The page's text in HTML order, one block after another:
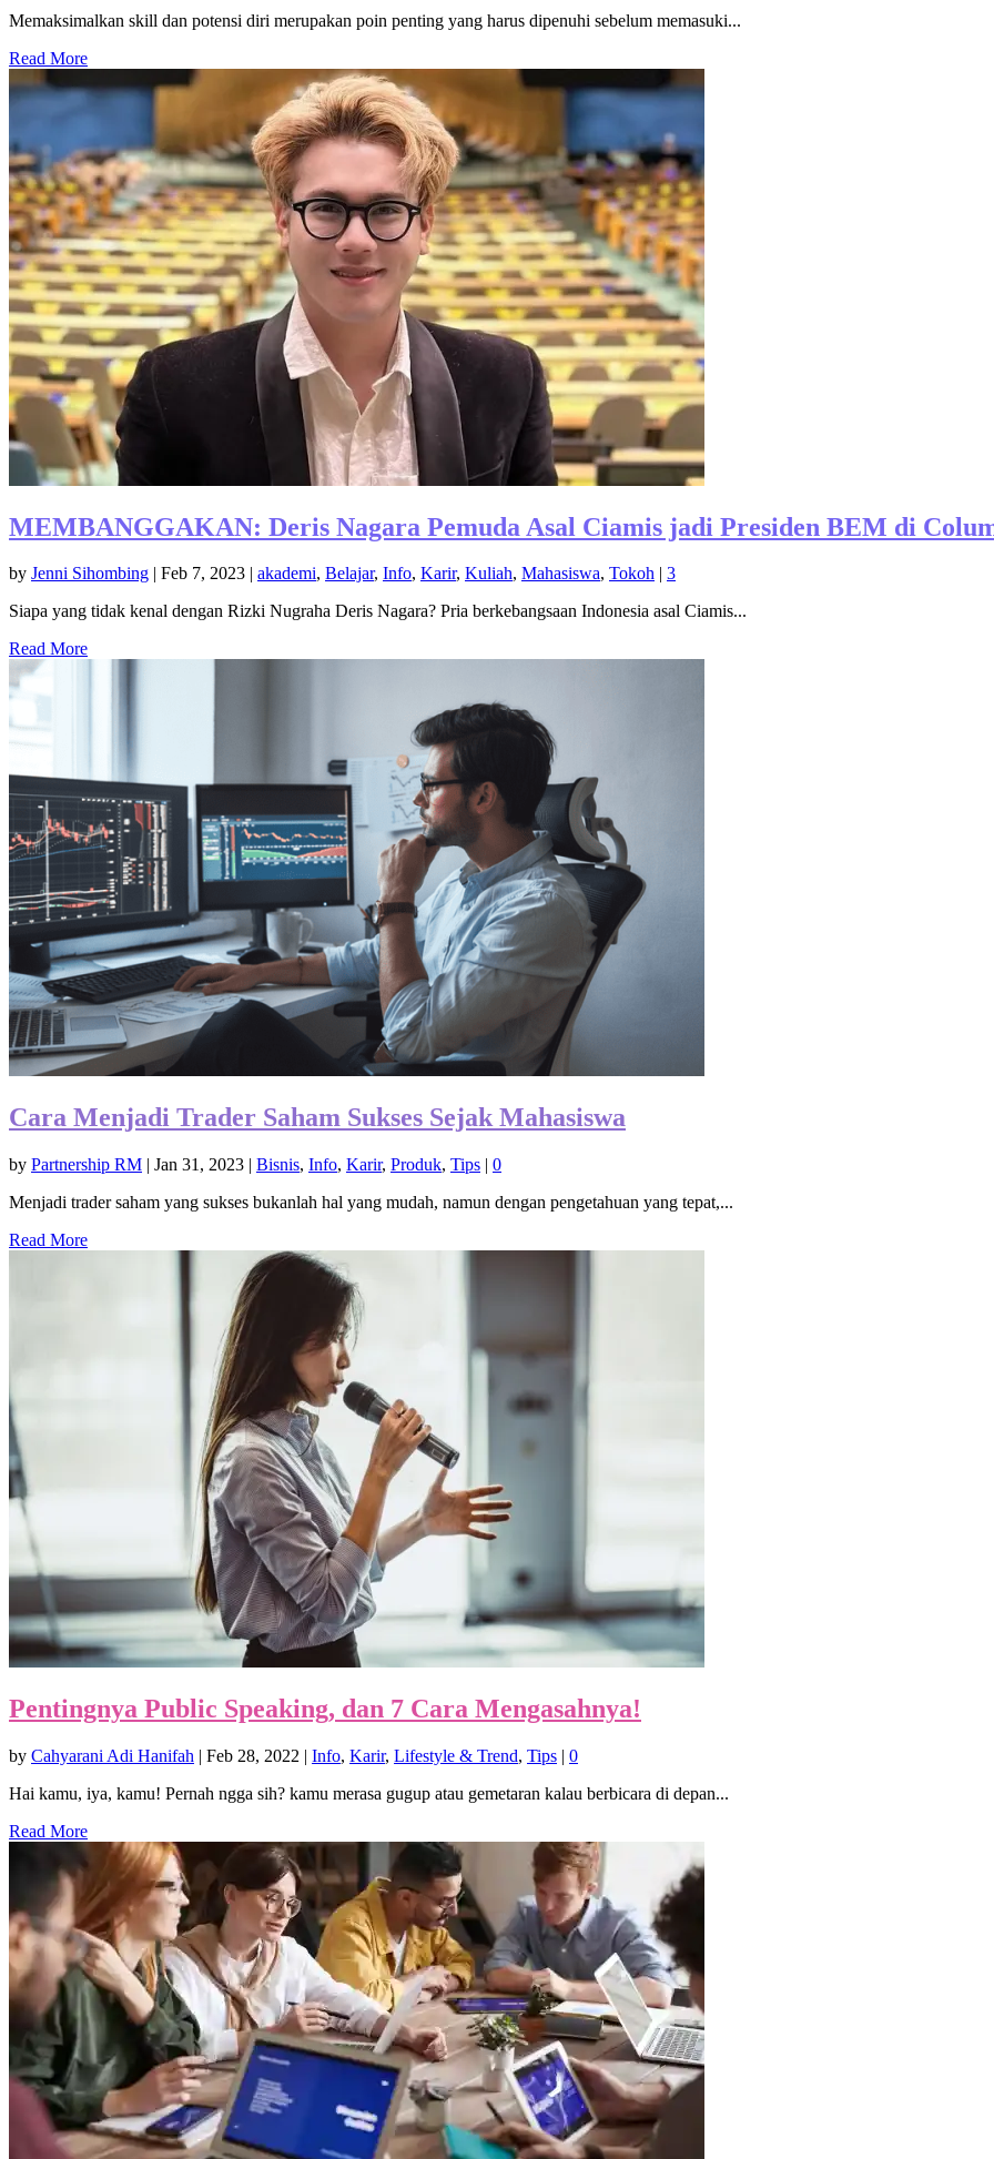
Memaksimalkan skill dan potensi diri merupakan poin penting yang harus dipenuhi sebelum memasuki...
Read More
MEMBANGGAKAN: Deris Nagara Pemuda Asal Ciamis jadi Presiden BEM di
by Jenni Sihombing | Feb 7, 2023 | akademi, Belajar, Info, Karir, Kuliah, Mahasiswa, Tokoh | 3
Siapa yang tidak kenal dengan Rizki Nugraha Deris Nagara? Pria berkebangsaan Indonesia asal Ciamis...
Read More
Cara Menjadi Trader Saham Sukses Sejak Mahasiswa
by Partnership RM | Jan 31, 2023 | Bisnis, Info, Karir, Produk, Tips | 0
Menjadi trader saham yang sukses bukanlah hal yang mudah, namun dengan pengetahuan yang tepat,...
Read More
Pentingnya Public Speaking, dan 7 Cara Mengasahnya!
by Cahyarani Adi Hanifah | Feb 28, 2022 | Info, Karir, Lifestyle & Trend, Tips | 0
Hai kamu, iya, kamu! Pernah ngga sih? kamu merasa gugup atau gemetaran kalau berbicara di depan...
Read More